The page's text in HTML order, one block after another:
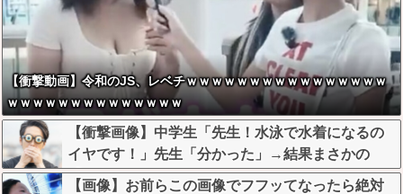
【衝撃動画】令和のJS、レベチｗｗｗｗｗｗｗｗｗｗｗｗｗｗｗｗ
ｗｗｗｗｗｗｗｗｗｗｗｗｗｗ
【衝撃画像】中学生「先生！水泳で水着になるの
イヤです！」先生「分かった」→結果まさかの
『こう』なってしまうw w w w w w w
【画像】お前らこの画像でフフッてなったら絶対